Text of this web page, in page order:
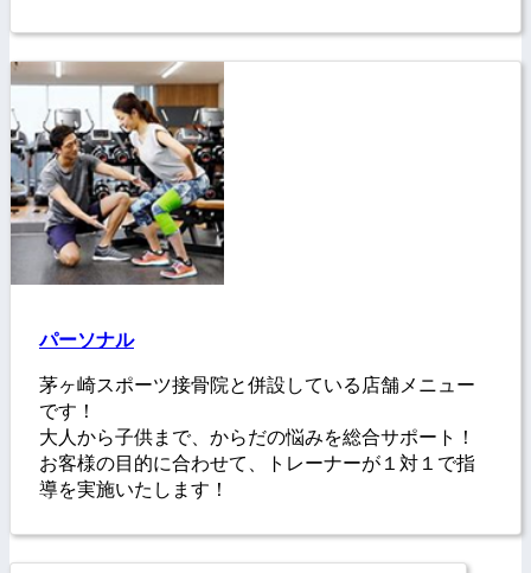
パーソナル
茅ヶ崎スポーツ接骨院と併設している店舗メニュー
です！
大人から子供まで、からだの悩みを総合サポート！
お客様の目的に合わせて、トレーナーが１対１で指
導を実施いたします！